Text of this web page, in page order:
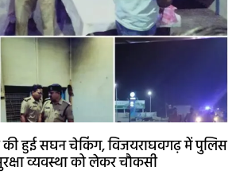
की हुई सघन चेकिंग, विजयराघवगढ़ में पुलिस
व्यवस्था को लेकर चौकसी